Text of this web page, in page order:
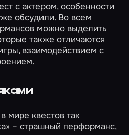
с актером, особенности
обсудили. Во всем
можно выделить
также отличаются
взаимодействием с
мире квестов так
– страшный перформанс,